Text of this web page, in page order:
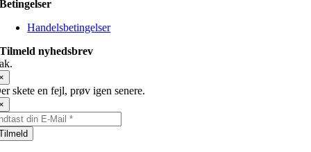
Betingelser
Handelsbetingelser
Tilmeld nyhedsbrev
skete en fejl, prøv igen senere.